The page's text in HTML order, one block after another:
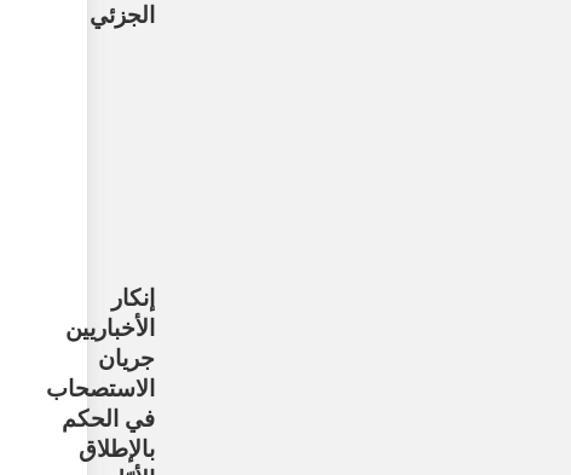
الجزئي
إنكار
الأخباريين
جريان
الاستصحاب
في الحكم
بالإطلاق